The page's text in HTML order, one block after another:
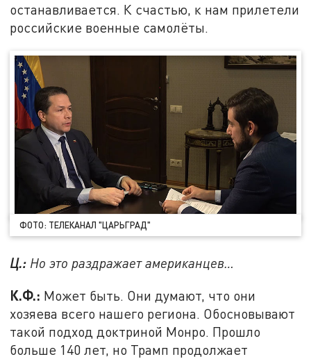
останавливается. К счастью, к нам прилетели
российские военные самолёты.
ФОТО: ТЕЛЕКАНАЛ "ЦАРЬГРАД"
Ц.: Но это раздражает американцев…
К.Ф.: Может быть. Они думают, что они
хозяева всего нашего региона. Обосновывают
такой подход доктриной Монро. Прошло
больше 140 лет, но Трамп продолжает